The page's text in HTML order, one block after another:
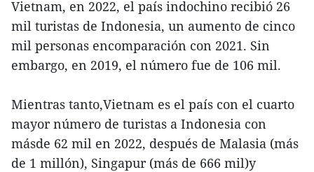
Vietnam, en 2022, el país indochino recibió 26
mil turistas de Indonesia, un aumento de cinco
mil personas encomparación con 2021. Sin
embargo, en 2019, el número fue de 106 mil.
Mientras tanto,Vietnam es el país con el cuarto
mayor número de turistas a Indonesia con
másde 62 mil en 2022, después de Malasia (más
de 1 millón), Singapur (más de 666 mil)y